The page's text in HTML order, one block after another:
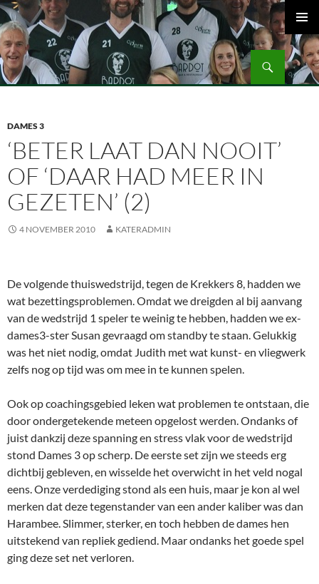
Ga
naar
de
inhoud
Volleybalvereniging Vips Bardot
Zoeken
MENU
DAMES 3
‘BETER LAAT DAN NOOIT’
OF ‘DAAR HAD MEER IN
GEZETEN’ (2)
4 NOVEMBER 2010 KATERADMIN
De volgende thuiswedstrijd, tegen de Krekkers 8, hadden we
wat bezettingsproblemen. Omdat we dreigden al bij aanvang
van de wedstrijd 1 speler te weinig te hebben, hadden we ex-
dames3-ster Susan gevraagd om standby te staan. Gelukkig
was het niet nodig, omdat Judith met wat kunst- en vliegwerk
zelfs nog op tijd was om mee in te kunnen spelen.
Ook op coachingsgebied leken wat problemen te ontstaan, die
door ondergetekende meteen opgelost werden. Ondanks of
juist dankzij deze spanning en stress vlak voor de wedstrijd
stond Dames 3 op scherp. De eerste set zijn we steeds erg
dichtbij gebleven, en wisselde het overwicht in het veld nogal
eens. Onze verdediging stond als een huis, maar je kon al wel
merken dat deze tegenstander van een ander kaliber was dan
Harambee. Slimmer, sterker, en toch hebben de dames hen
uitstekend van repliek gediend. Maar ondanks het goede spel
ging deze set net verloren.